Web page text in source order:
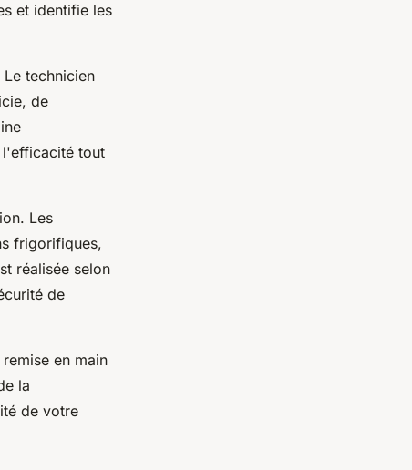
et identifie les
technicien
de
l'efficacité tout
Les
frigorifiques,
réalisée selon
de
en main
la
de votre